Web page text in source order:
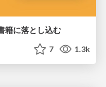
籍に落とし込む
7 1.3k